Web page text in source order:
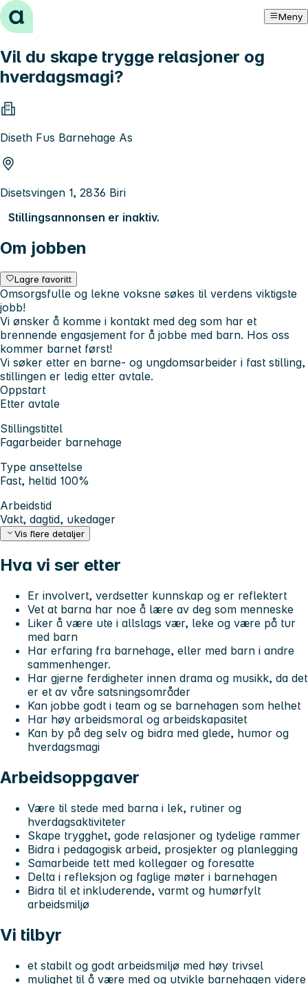
Hopp til innhold Meny
Vil du skape trygge relasjoner og
hverdagsmagi?
Diseth Fus Barnehage As
Disetsvingen 1, 2836 Biri
Stillingsannonsen er inaktiv.
Om jobben
Lagre favoritt
Omsorgsfulle og lekne voksne søkes til verdens viktigste
jobb!
Vi ønsker å komme i kontakt med deg som har et
brennende engasjement for å jobbe med barn. Hos oss
kommer barnet først!
Vi søker etter en barne- og ungdomsarbeider i fast stilling,
stillingen er ledig etter avtale.
Oppstart
Etter avtale
Stillingstittel
Fagarbeider barnehage
Type ansettelse
Fast, heltid 100%
Arbeidstid
Vakt, dagtid, ukedager
Vis flere detaljer
Hva vi ser etter
Er involvert, verdsetter kunnskap og er reflektert
Vet at barna har noe å lære av deg som menneske
Liker å være ute i allslags vær, leke og være på tur
med barn
Har erfaring fra barnehage, eller med barn i andre
sammenhenger.
Har gjerne ferdigheter innen drama og musikk, da det
er et av våre satsningsområder
Kan jobbe godt i team og se barnehagen som helhet
Har høy arbeidsmoral og arbeidskapasitet
Kan by på deg selv og bidra med glede, humor og
hverdagsmagi
Arbeidsoppgaver
Være til stede med barna i lek, rutiner og
hverdagsaktiviteter
Skape trygghet, gode relasjoner og tydelige rammer
Bidra i pedagogisk arbeid, prosjekter og planlegging
Samarbeide tett med kollegaer og foresatte
Delta i refleksjon og faglige møter i barnehagen
Bidra til et inkluderende, varmt og humørfylt
arbeidsmiljø
Vi tilbyr
et stabilt og godt arbeidsmiljø med høy trivsel
mulighet til å være med og utvikle barnehagen videre